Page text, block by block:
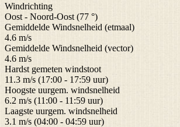
Windrichting
Oost - Noord-Oost (77 °)
Gemiddelde Windsnelheid (etmaal)
4.6 m/s
Gemiddelde Windsnelheid (vector)
4.6 m/s
Hardst gemeten windstoot
11.3 m/s (17:00 - 17:59 uur)
Hoogste uurgem. windsnelheid
6.2 m/s (11:00 - 11:59 uur)
Laagste uurgem. windsnelheid
3.1 m/s (04:00 - 04:59 uur)